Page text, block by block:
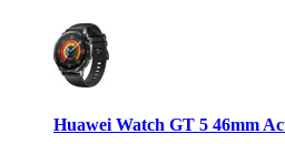
Huawei Watch GT 5 46mm